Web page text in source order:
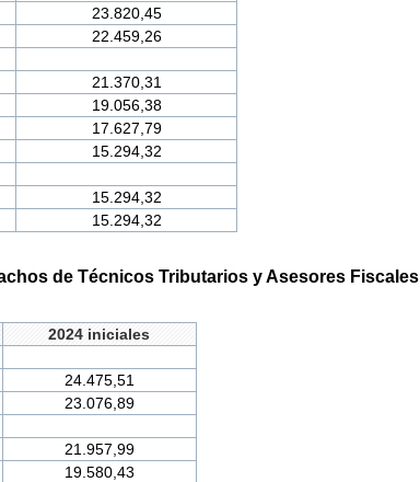
23.820,45
22.459,26
21.370,31
19.056,38
17.627,79
15.294,32
15.294,32
15.294,32
de Técnicos Tributarios y Asesores Fiscales
2024 iniciales
24.475,51
23.076,89
21.957,99
19.580,43